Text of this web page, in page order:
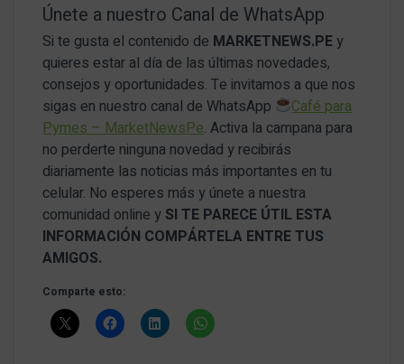
Únete a nuestro Canal de WhatsApp
Si te gusta el contenido de MARKETNEWS.PE y
quieres estar al día de las últimas novedades,
consejos y oportunidades. Te invitamos a que nos
sigas en nuestro canal de WhatsApp
Café para
Pymes – MarketNewsPe. Activa la campana para
no perderte ninguna novedad y recibirás
diariamente las noticias más importantes en tu
celular. No esperes más y únete a nuestra
comunidad online y SI TE PARECE ÚTIL ESTA
INFORMACIÓN COMPÁRTELA ENTRE TUS
AMIGOS.
Comparte esto: